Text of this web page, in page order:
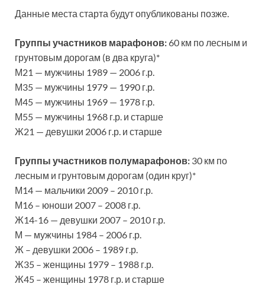
Данные места старта будут опубликованы позже.
Группы участников марафонов: 60 км по лесным и
грунтовым дорогам (в два круга)*
М21 — мужчины 1989 — 2006 г.р.
М35 — мужчины 1979 — 1990 г.р.
М45 — мужчины 1969 — 1978 г.р.
М55 — мужчины 1968 г.р. и старше
Ж21 — девушки 2006 г.р. и старше
Группы участников полумарафонов: 30 км по
лесным и грунтовым дорогам (один круг)*
М14 — мальчики 2009 – 2010 г.р.
М16 – юноши 2007 – 2008 г.р.
Ж14-16 — девушки 2007 – 2010 г.р.
М — мужчины 1984 – 2006 г.р.
Ж – девушки 2006 – 1989 г.р.
Ж35 – женщины 1979 – 1988 г.р.
Ж45 – женщины 1978 г.р. и старше